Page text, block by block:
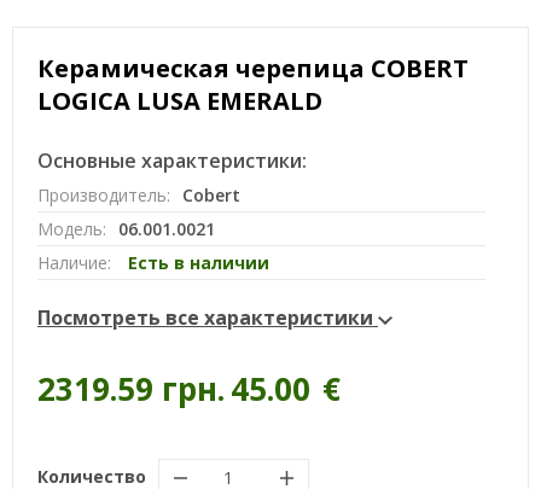
Керамическая черепица COBERT
LOGICA LUSA EMERALD
Основные характеристики:
Производитель:
Cobert
Модель:
06.001.0021
Наличие:
Есть в наличии
Посмотреть все характеристики
2319.59 грн.45.00 €
Количество